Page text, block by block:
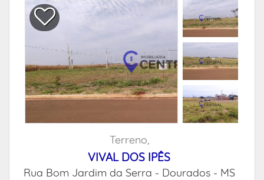
Terreno,
VIVAL DOS IPÊS
Rua Bom Jardim da Serra - Dourados - MS